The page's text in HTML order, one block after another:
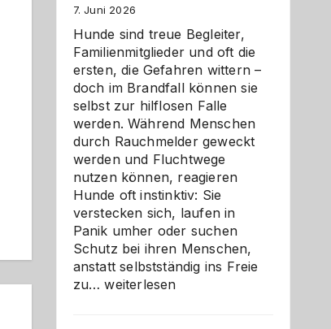
7. Juni 2026
Hunde sind treue Begleiter,
Familienmitglieder und oft die
ersten, die Gefahren wittern –
doch im Brandfall können sie
selbst zur hilflosen Falle
werden. Während Menschen
durch Rauchmelder geweckt
werden und Fluchtwege
nutzen können, reagieren
Hunde oft instinktiv: Sie
verstecken sich, laufen in
Panik umher oder suchen
Schutz bei ihren Menschen,
anstatt selbstständig ins Freie
zu…Wenn
weiterlesen